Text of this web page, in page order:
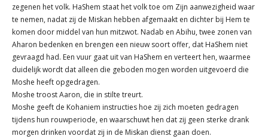
zegenen het volk. HaShem staat het volk toe om Zijn aanwezigheid waar
te nemen, nadat zij de Miskan hebben afgemaakt en dichter bij Hem te
komen door middel van hun mitzwot. Nadab en Abihu, twee zonen van
Aharon bedenken en brengen een nieuw soort offer, dat HaShem niet
gevraagd had. Een vuur gaat uit van HaShem en verteert hen, waarmee
duidelijk wordt dat alleen die geboden mogen worden uitgevoerd die
Moshe heeft opgedragen.
Moshe troost Aaron, die in stilte treurt.
Moshe geeft de Kohaniem instructies hoe zij zich moeten gedragen
tijdens hun rouwperiode, en waarschuwt hen dat zij geen sterke drank
morgen drinken voordat zij in de Miskan dienst gaan doen.